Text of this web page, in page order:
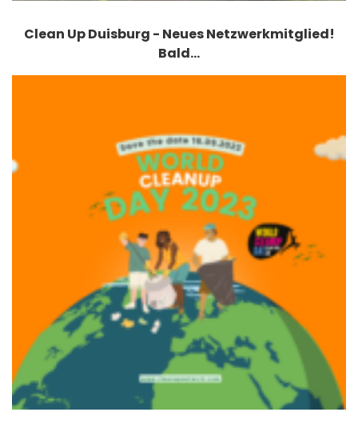
Clean Up Duisburg - Neues Netzwerkmitglied!
Bald…